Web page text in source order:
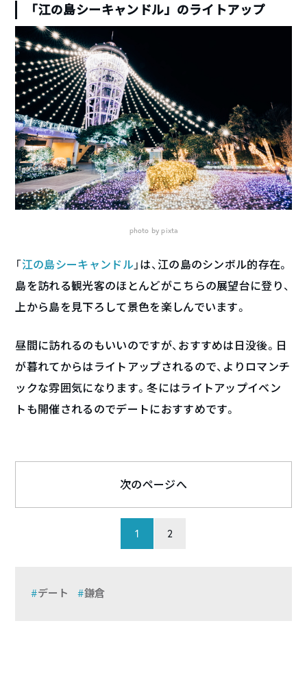
「江の島シーキャンドル」のライトアップ
photo by pixta
「江の島シーキャンドル」は、江の島のシンボル的存在。
島を訪れる観光客のほとんどがこちらの展望台に登り、
上から島を見下ろして景色を楽しんでいます。
昼間に訪れるのもいいのですが、おすすめは日没後。日
が暮れてからはライトアップされるので、よりロマンチ
ックな雰囲気になります。冬にはライトアップイベン
トも開催されるのでデートにおすすめです。
1 2
次のページへ
デート 鎌倉